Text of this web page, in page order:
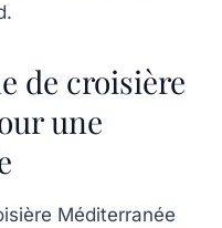
de croisière
une
Méditerranée